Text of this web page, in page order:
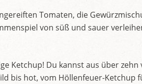
Tomaten, die
von süß und sauer
Ketchup! Du kannst aus über
bis hot, vom Höllenfeuer-Ketchup